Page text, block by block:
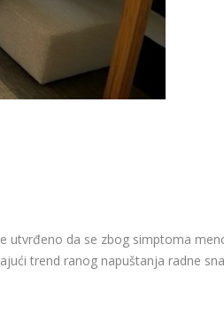
utvrđeno da se zbog simptoma
trend ranog napuštanja radne